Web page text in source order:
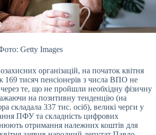
Getty Images
організацій, на початок квітня
169 тисяч пенсіонерів з числа ВПО не
те, що не пройшли необхідну фізичну
на позитивну тенденцію (на
складала 337 тис. осіб), великі черги у
ПФУ та складність цифрових
отримання належних коштів для